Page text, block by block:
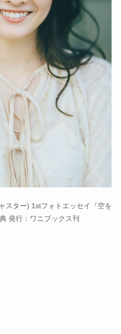
スター) 1stフォトエッセイ『空を
発行：ワニブックス刊